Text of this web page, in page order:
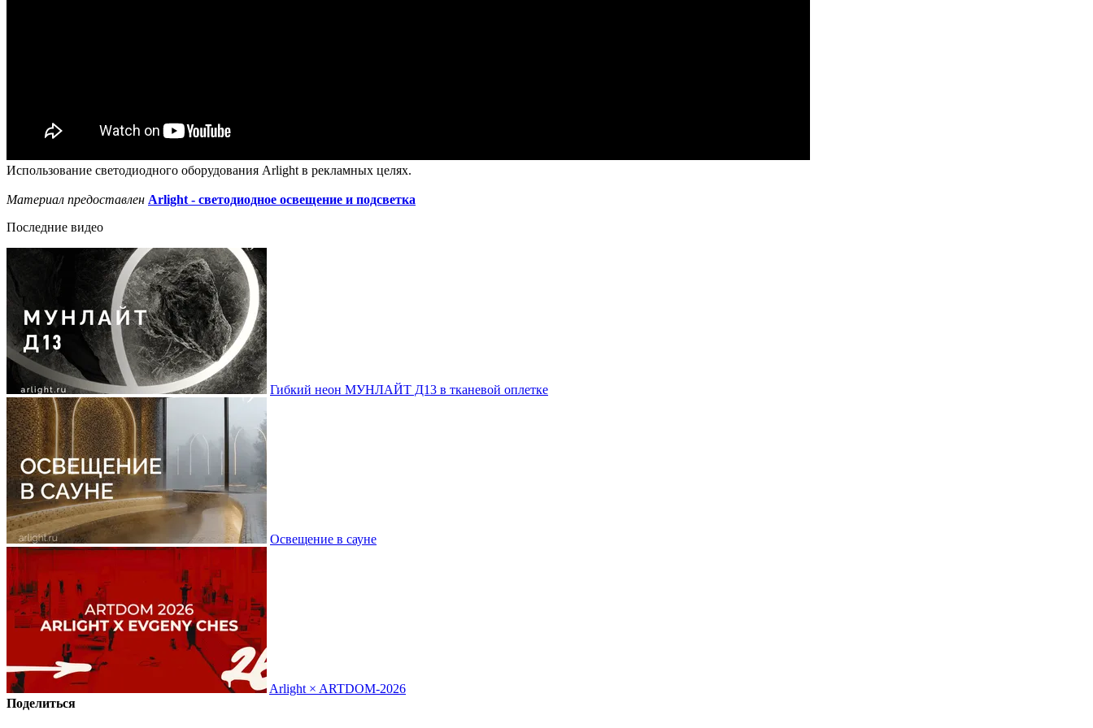
Использование светодиодного оборудования Arlight в рекламных целях.
Материал предоставлен Arlight - светодиодное освещение и подсветка
Последние видео
Гибкий неон МУНЛАЙТ Д13 в тканевой оплетке
Освещение в сауне
Arlight × ARTDOM-2026
Поделиться